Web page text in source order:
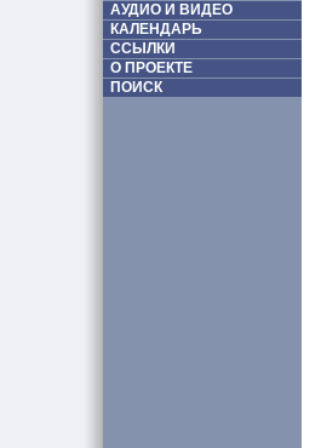
АУДИО И ВИДЕО
КАЛЕНДАРЬ
ССЫЛКИ
О ПРОЕКТЕ
ПОИСК